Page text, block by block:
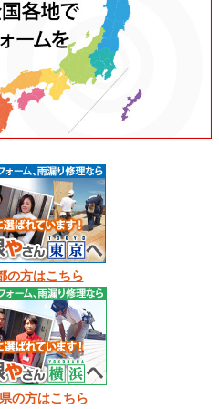
の方はこちら
の方はこちら